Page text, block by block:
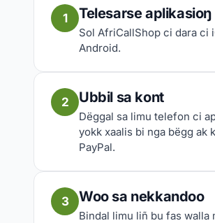
1 Telesarse aplikasioŋ
Sol AfriCallShop ci dara ci
Android.
2 Ubbil sa kont
Dëggal sa limu telefon ci
yokk xaalis bi nga bëgg ak
PayPal.
3 Woo sa nekkandoo
Bindal limu liñ bu fas walla